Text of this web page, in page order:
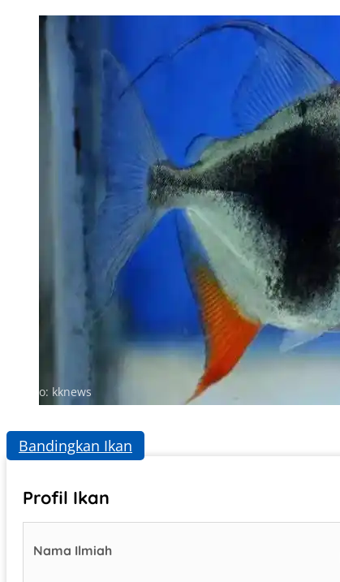
Photo: kknews
Bandingkan Ikan
Profil Ikan
Nama Ilmiah